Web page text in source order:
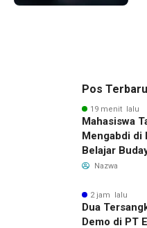
Pos Terbaru
19 menit lalu
Mahasiswa
Mengabdi di
Belajar
dan Edukasi
Nazwa
2 jam lalu
Dua
Demo di PT